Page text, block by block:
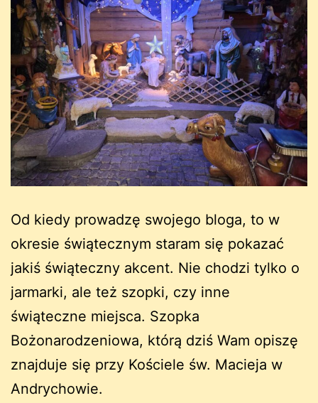
Od kiedy prowadzę swojego bloga, to w
okresie świątecznym staram się pokazać
jakiś świąteczny akcent. Nie chodzi tylko o
jarmarki, ale też szopki, czy inne
świąteczne miejsca. Szopka
Bożonarodzeniowa, którą dziś Wam opiszę
znajduje się przy Kościele św. Macieja w
Andrychowie.